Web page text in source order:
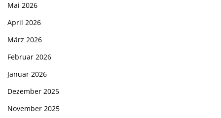
Mai 2026
April 2026
März 2026
Februar 2026
Januar 2026
Dezember 2025
November 2025